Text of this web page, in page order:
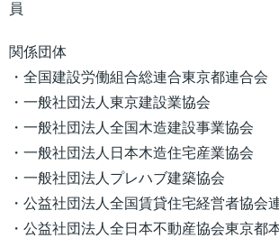
員
関係団体
・全国建設労働組合総連合東京都連合会
・一般社団法人東京建設業協会
・一般社団法人全国木造建設事業協会
・一般社団法人日本木造住宅産業協会
・一般社団法人プレハブ建築協会
・公益社団法人全国賃貸住宅経営者協会
・公益社団法人全日本不動産協会東京都